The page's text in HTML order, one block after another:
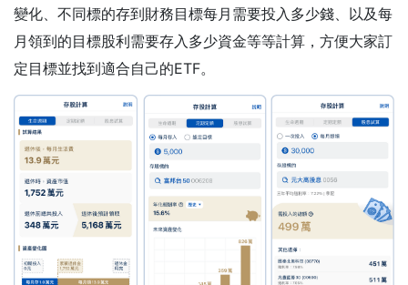
變化、不同標的存到財務目標每月需要投入多少錢、以及每
月領到的目標股利需要存入多少資金等等計算，方便大家訂
定目標並找到適合自己的ETF。